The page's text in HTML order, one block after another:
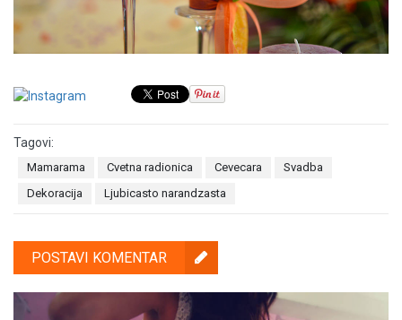
Tagovi:
Mamarama Cvetna radionica Cevecara
Svadba
Dekoracija
Ljubicasto narandzasta
POSTAVI KOMENTAR